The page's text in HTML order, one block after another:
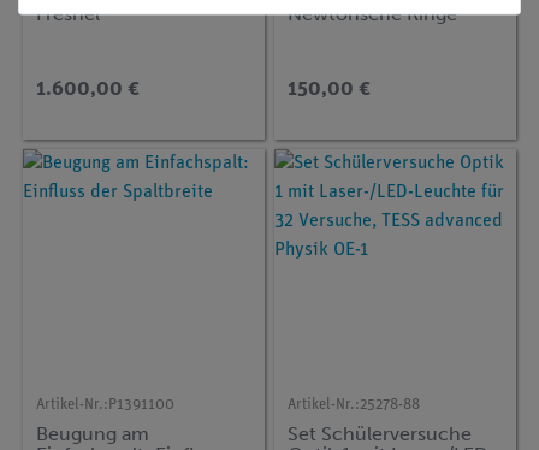
Fresnel
1.600,00 €
Newtonsche Ringe
150,00 €
Artikel-Nr.: P1391100
Beugung am
Artikel-Nr.:25278-88
Set Schülerversuche